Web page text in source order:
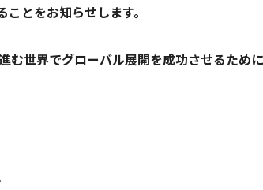
とをお知らせします。
世界でグローバル展開を成功させるため